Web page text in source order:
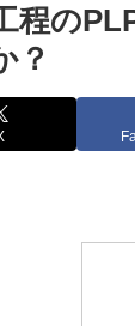
程の
？